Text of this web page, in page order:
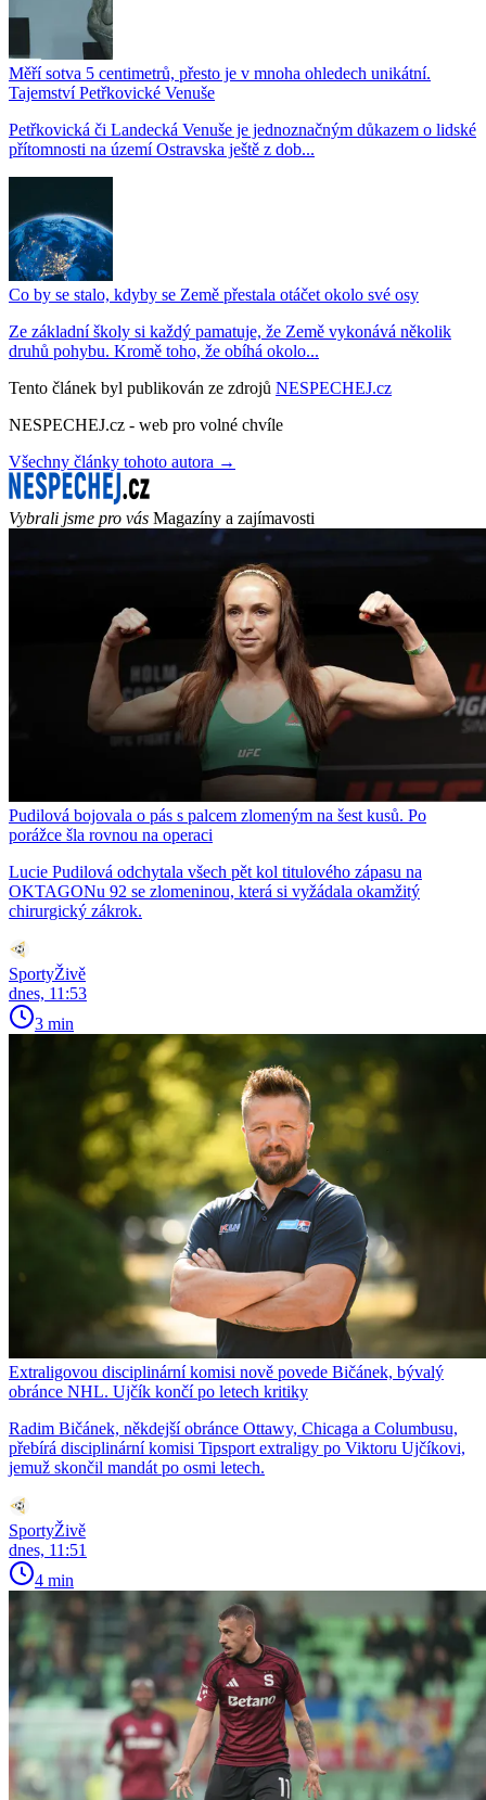
Měří sotva 5 centimetrů, přesto je v mnoha ohledech unikátní.
Tajemství Petřkovické Venuše
Petřkovická či Landecká Venuše je jednoznačným důkazem o lidské
přítomnosti na území Ostravska ještě z dob...
Co by se stalo, kdyby se Země přestala otáčet okolo své osy
Ze základní školy si každý pamatuje, že Země vykonává několik
druhů pohybu. Kromě toho, že obíhá okolo...
Tento článek byl publikován ze zdrojů NESPECHEJ.cz
NESPECHEJ.cz - web pro volné chvíle
Všechny články tohoto autora →
Vybrali jsme pro vás Magazíny a zajímavosti
Pudilová bojovala o pás s palcem zlomeným na šest kusů. Po
porážce šla rovnou na operaci
Lucie Pudilová odchytala všech pět kol titulového zápasu na
OKTAGONu 92 se zlomeninou, která si vyžádala okamžitý
chirurgický zákrok.
SportyŽivě
dnes, 11:53
3 min
Extraligovou disciplinární komisi nově povede Bičánek, bývalý
obránce NHL. Ujčík končí po letech kritiky
Radim Bičánek, někdejší obránce Ottawy, Chicaga a Columbusu,
přebírá disciplinární komisi Tipsport extraligy po Viktoru Ujčíkovi,
jemuž skončil mandát po osmi letech.
SportyŽivě
dnes, 11:51
4 min